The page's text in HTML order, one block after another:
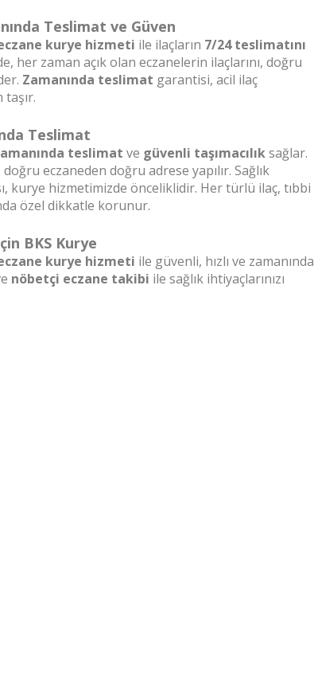
Teslimat ve Güven
kurye hizmeti ile ilaçların 7/24 teslimatını
her zaman açık olan eczanelerin ilaçlarını, doğru
Zamanında teslimat garantisi, acil ilaç
Teslimat
teslimat ve güvenli taşımacılıksağlar.
eczaneden doğru adrese yapılır. Sağlık
kurye hizmetimizde önceliklidir. Her türlü ilaç, tıbbi
özel dikkatle korunur.
BKS Kurye
kurye hizmeti ile güvenli, hızlı ve zamanında
nöbetçi eczane takibi ile sağlık ihtiyaçlarınızı